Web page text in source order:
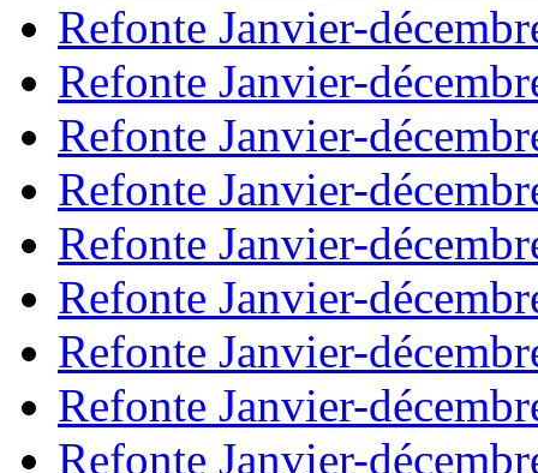
Refonte Janvier-
Refonte Janvier-
Refonte Janvier-
Refonte Janvier-
Refonte Janvier-
Refonte Janvier-
Refonte Janvier-
Refonte Janvier-
Refonte Janvier-